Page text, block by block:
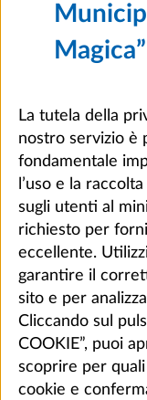
Magica”
La tutela della
nostro servizio è
fondamentale
l’uso e la
sugli utenti al
richiesto per
eccellente.
garantire il
sito e per
Cliccando sul
COOKIE”, puoi
scoprire per
cookie e